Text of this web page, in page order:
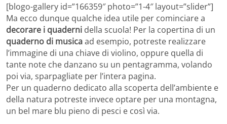
[blogo-gallery id=”166359″ photo=”1-4″ layout=”slider”]
Ma ecco dunque qualche idea utile per cominciare a
decorare i quaderni della scuola! Per la copertina di un
quaderno di musicaad esempio, potreste realizzare
l’immagine di una chiave di violino, oppure quella di
tante note che danzano su un pentagramma, volando
poi via, sparpagliate per l’intera pagina.
Per un quaderno dedicato alla scoperta dell’ambiente e
della natura potreste invece optare per una montagna,
un bel mare blu pieno di pesci e così via.